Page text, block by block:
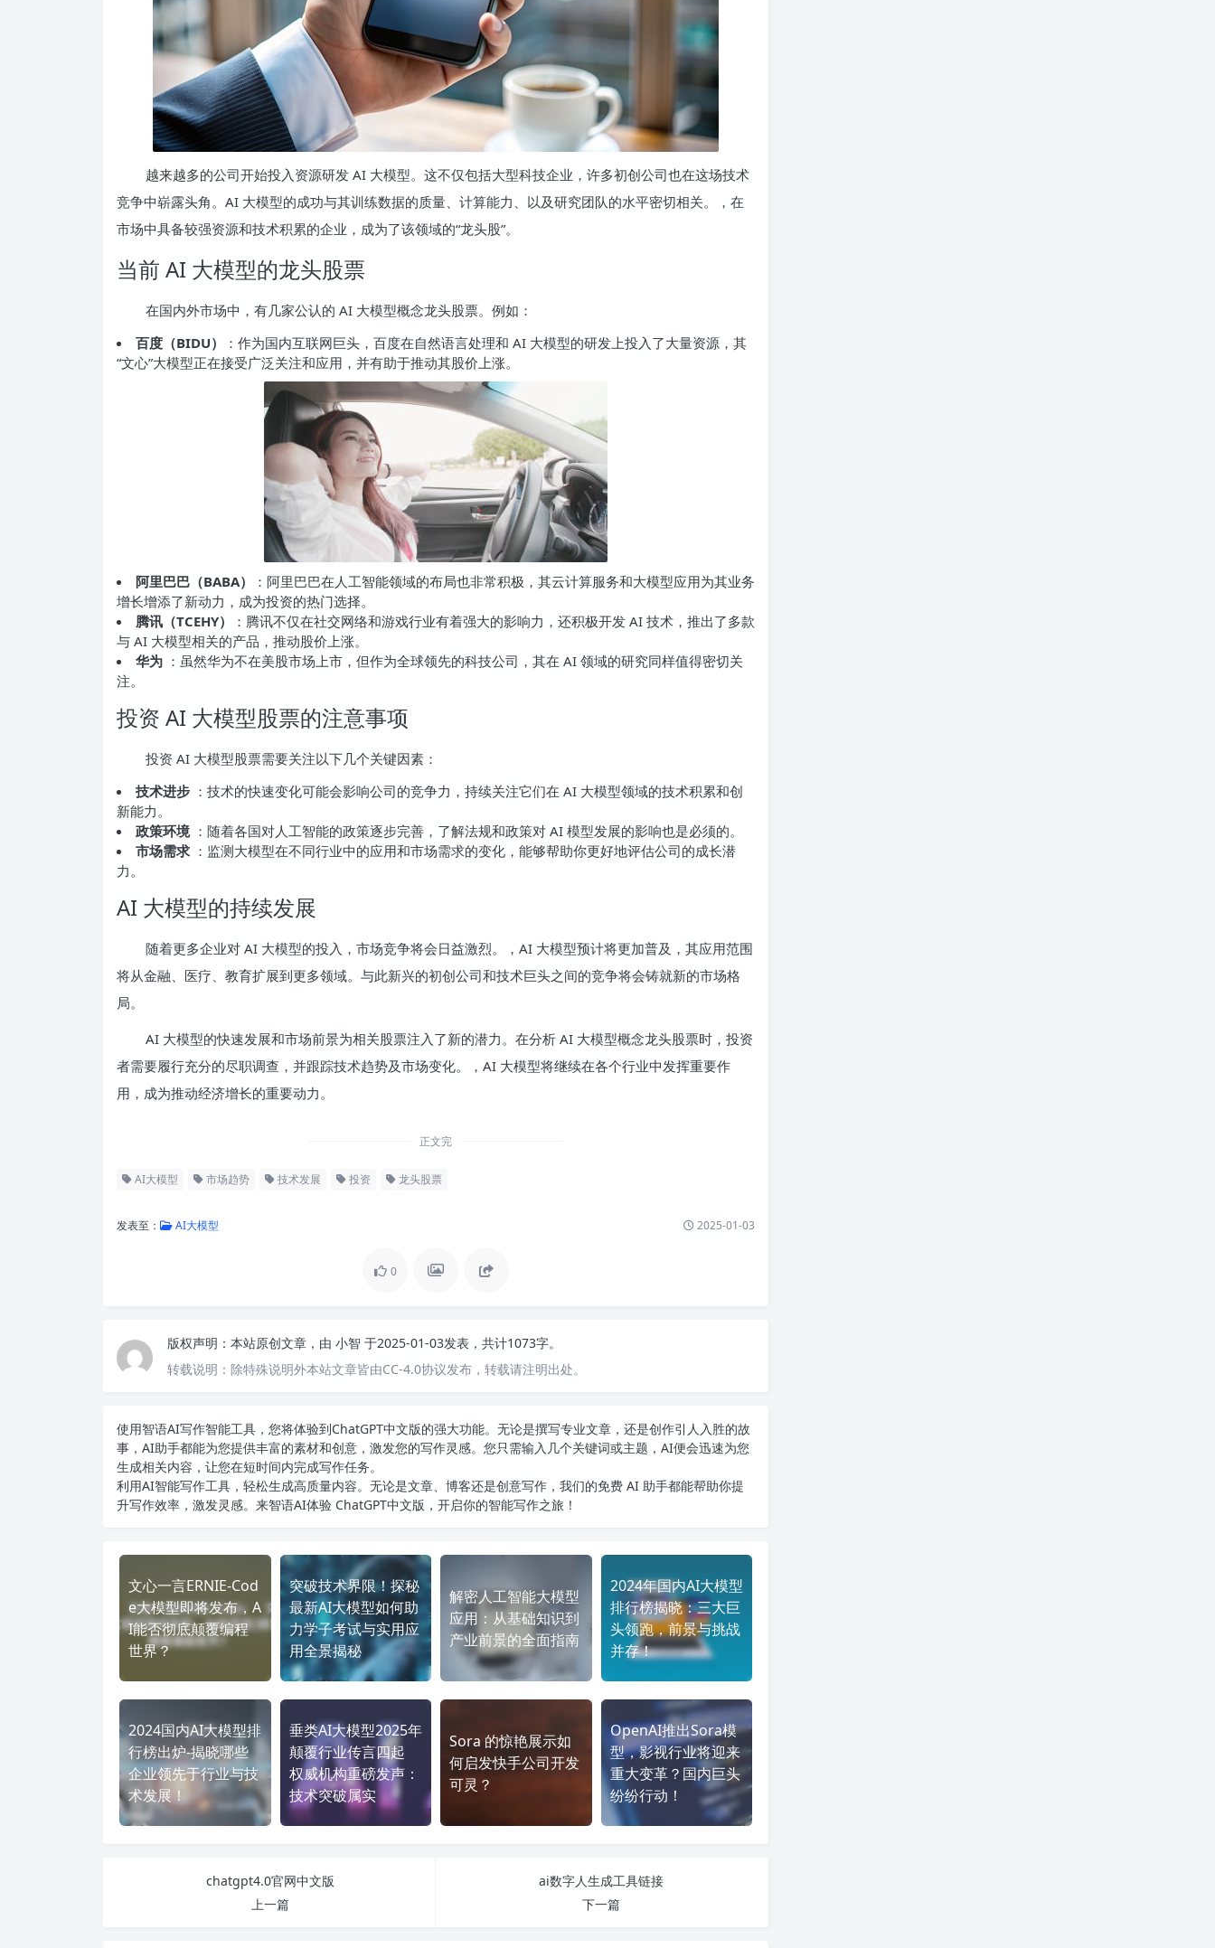
越来越多的公司开始投入资源研发 AI 大模型。这不仅包括大型科技企业，许多初创公司也在这场技术
竞争中崭露头角。AI 大模型的成功与其训练数据的质量、计算能力、以及研究团队的水平密切相关。，在
市场中具备较强资源和技术积累的企业，成为了该领域的“龙头股”。
当前 AI 大模型的龙头股票
在国内外市场中，有几家公认的 AI 大模型概念龙头股票。例如：
百度（BIDU）
：作为国内互联网巨头，百度在自然语言处理和 AI 大模型的研发上投入了大量资源，其
“文心”大模型正在接受广泛关注和应用，并有助于推动其股价上涨。
阿里巴巴（BABA）
：阿里巴巴在人工智能领域的布局也非常积极，其云计算服务和大模型应用为其业务
增长增添了新动力，成为投资的热门选择。
腾讯（TCEHY）
：腾讯不仅在社交网络和游戏行业有着强大的影响力，还积极开发 AI 技术，推出了多款
与 AI 大模型相关的产品，推动股价上涨。
华为 ：虽然华为不在美股市场上市，但作为全球领先的科技公司，其在 AI 领域的研究同样值得密切关
注。
投资 AI 大模型股票的注意事项
投资 AI 大模型股票需要关注以下几个关键因素：
技术进步 ：技术的快速变化可能会影响公司的竞争力，持续关注它们在 AI 大模型领域的技术积累和创
新能力。
政策环境 ：随着各国对人工智能的政策逐步完善，了解法规和政策对 AI 模型发展的影响也是必须的。
市场需求 ：监测大模型在不同行业中的应用和市场需求的变化，能够帮助你更好地评估公司的成长潜
力。
AI 大模型的持续发展
随着更多企业对 AI 大模型的投入，市场竞争将会日益激烈。，AI 大模型预计将更加普及，其应用范围
将从金融、医疗、教育扩展到更多领域。与此新兴的初创公司和技术巨头之间的竞争将会铸就新的市场格
局。
AI 大模型的快速发展和市场前景为相关股票注入了新的潜力。在分析 AI 大模型概念龙头股票时，投资
者需要履行充分的尽职调查，并跟踪技术趋势及市场变化。，AI 大模型将继续在各个行业中发挥重要作
用，成为推动经济增长的重要动力。
正文完
AI大模型 市场趋势 技术发展 投资 龙头股票
发表至： AI大模型 2025-01-03
0
版权声明： 本站原创文章，由 小智 于2025-01-03发表，共计1073字。
转载说明： 除特殊说明外本站文章皆由CC-4.0协议发布，转载请注明出处。
使用智语AI写作智能工具，您将体验到ChatGPT中文版的强大功能。无论是撰写专业文章，还是创作引人入胜的故
事，AI助手都能为您提供丰富的素材和创意，激发您的写作灵感。您只需输入几个关键词或主题，AI便会迅速为您
生成相关内容，让您在短时间内完成写作任务。
利用AI智能写作工具，轻松生成高质量内容。无论是文章、博客还是创意写作，我们的免费 AI 助手都能帮助你提
升写作效率，激发灵感。来智语AI体验 ChatGPT中文版 ，开启你的智能写作之旅！
文心一言ERNIE-Cod
e大模型即将发布，A
I能否彻底颠覆编程
世界？
突破技术界限！探秘
最新AI大模型如何助
力学子考试与实用应
用全景揭秘
解密人工智能大模型
应用：从基础知识到
产业前景的全面指南
2024年国内AI大模型
排行榜揭晓：三大巨
头领跑，前景与挑战
并存！
2024国内AI大模型排
行榜出炉-揭晓哪些
企业领先于行业与技
术发展！
垂类AI大模型2025年
颠覆行业传言四起
权威机构重磅发声：
技术突破属实
Sora 的惊艳展示如
何启发快手公司开发
可灵？
OpenAI推出Sora模
型，影视行业将迎来
重大变革？国内巨头
纷纷行动！
chatgpt4.0官网中文版
上一篇
ai数字人生成工具链接
下一篇